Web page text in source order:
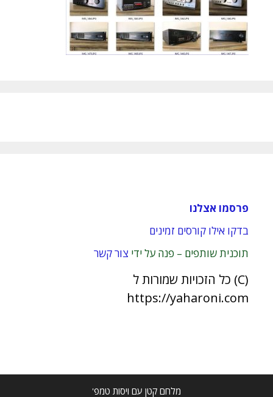
פרסמו אצלנו
בדקו אילו קורסים זמינים
תוכנית שותפים – פנה על ידי צור קשר
(C) כל הזכויות שמורות ל
https://yaharoni.com
מלחם קטן עם ויסות טמפ'